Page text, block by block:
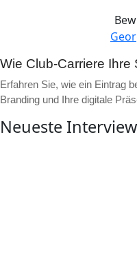
Wie Club-Carriere Ihre
Erfahren Sie, wie ein Eintrag
Branding und Ihre digitale
▶
Neueste